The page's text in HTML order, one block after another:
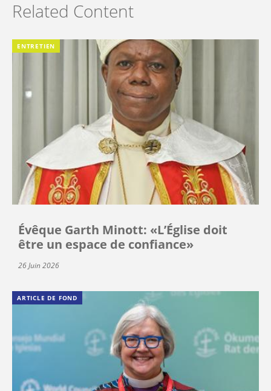
Related Content
ENTRETIEN
Évêque Garth Minott: «L’Église doit
être un espace de confiance»
26 Juin 2026
ARTICLE DE FOND